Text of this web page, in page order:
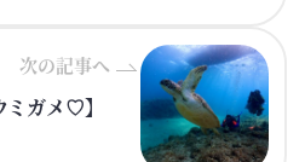
次の記事へ
ガメ♡】